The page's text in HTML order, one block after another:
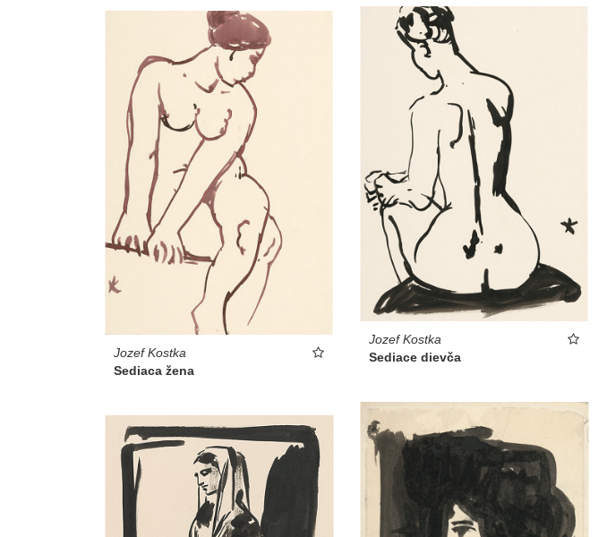
Jozef Kostka
Sediace dievča
Jozef Kostka
Sediaca žena